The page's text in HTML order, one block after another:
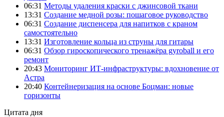
06:31 Методы удаления краски с джинсовой ткани
13:31 Создание медной розы: пошаговое руководство
06:31 Создание диспенсера для напитков с краном
самостоятельно
13:31 Изготовление кольца из струны для гитары
06:31 Обзор гироскопического тренажёра gyroball и его
ремонт
20:43 Мониторинг ИТ-инфраструктуры: вдохновение от
Астра
20:40 Контейнеризация на основе Боцман: новые
горизонты
Цитата дня